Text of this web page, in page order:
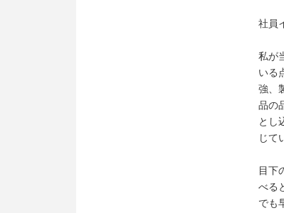
社員
私が
いる
強、
品の
とし
じて
目下
べる
でも